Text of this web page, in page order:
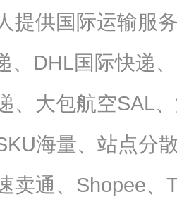
提供国际运输服
、DHL国际快递
、大包航空SAL
海量、站点分
卖通、Shopee